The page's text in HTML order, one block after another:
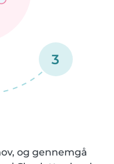
3
og gennemgå